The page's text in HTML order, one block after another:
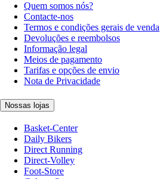
Quem somos nós?
Contacte-nos
Termos e condições gerais de venda
Devoluções e reembolsos
Informação legal
Meios de pagamento
Tarifas e opções de envio
Nota de Privacidade
Nossas lojas
Basket-Center
Daily Bikers
Direct Running
Direct-Volley
Foot-Store